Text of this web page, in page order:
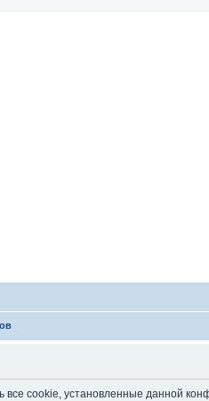
все cookie, установленные данной